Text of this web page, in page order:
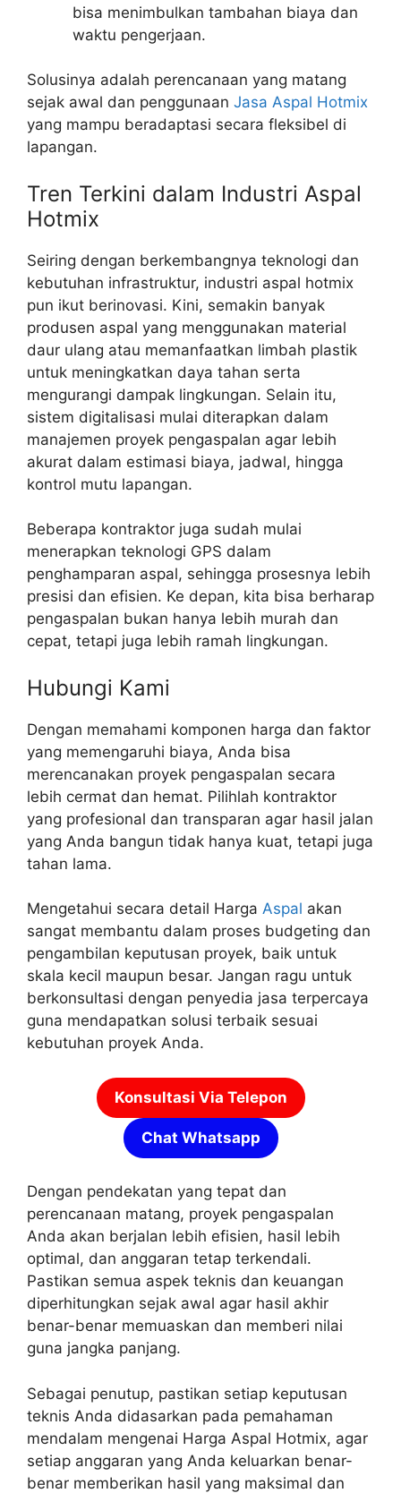
bisa menimbulkan tambahan biaya dan
waktu pengerjaan.
Solusinya adalah perencanaan yang matang
sejak awal dan penggunaan Jasa Aspal Hotmix
yang mampu beradaptasi secara fleksibel di
lapangan.
Tren Terkini dalam Industri Aspal
Hotmix
Seiring dengan berkembangnya teknologi dan
kebutuhan infrastruktur, industri aspal hotmix
pun ikut berinovasi. Kini, semakin banyak
produsen aspal yang menggunakan material
daur ulang atau memanfaatkan limbah plastik
untuk meningkatkan daya tahan serta
mengurangi dampak lingkungan. Selain itu,
sistem digitalisasi mulai diterapkan dalam
manajemen proyek pengaspalan agar lebih
akurat dalam estimasi biaya, jadwal, hingga
kontrol mutu lapangan.
Beberapa kontraktor juga sudah mulai
menerapkan teknologi GPS dalam
penghamparan aspal, sehingga prosesnya lebih
presisi dan efisien. Ke depan, kita bisa berharap
pengaspalan bukan hanya lebih murah dan
cepat, tetapi juga lebih ramah lingkungan.
Hubungi Kami
Dengan memahami komponen harga dan faktor
yang memengaruhi biaya, Anda bisa
merencanakan proyek pengaspalan secara
lebih cermat dan hemat. Pilihlah kontraktor
yang profesional dan transparan agar hasil jalan
yang Anda bangun tidak hanya kuat, tetapi juga
tahan lama.
Mengetahui secara detail Harga Aspal akan
sangat membantu dalam proses budgeting dan
pengambilan keputusan proyek, baik untuk
skala kecil maupun besar. Jangan ragu untuk
berkonsultasi dengan penyedia jasa terpercaya
guna mendapatkan solusi terbaik sesuai
kebutuhan proyek Anda.
Konsultasi Via Telepon
Chat Whatsapp
Dengan pendekatan yang tepat dan
perencanaan matang, proyek pengaspalan
Anda akan berjalan lebih efisien, hasil lebih
optimal, dan anggaran tetap terkendali.
Pastikan semua aspek teknis dan keuangan
diperhitungkan sejak awal agar hasil akhir
benar-benar memuaskan dan memberi nilai
guna jangka panjang.
Sebagai penutup, pastikan setiap keputusan
teknis Anda didasarkan pada pemahaman
mendalam mengenai Harga Aspal Hotmix, agar
setiap anggaran yang Anda keluarkan benar-
benar memberikan hasil yang maksimal dan